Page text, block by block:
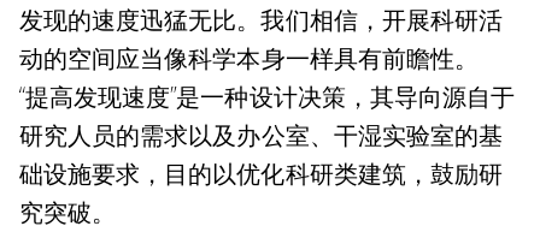
发现的速度迅猛无比。我们相信，开展科研活
动的空间应当像科学本身一样具有前瞻性。
“提高发现速度”是一种设计决策， 其导向源自于
研究人员的需求以及办公室、 干湿实验室的基
础设施要求，目的以优化科研类建筑，鼓励研
究突破。